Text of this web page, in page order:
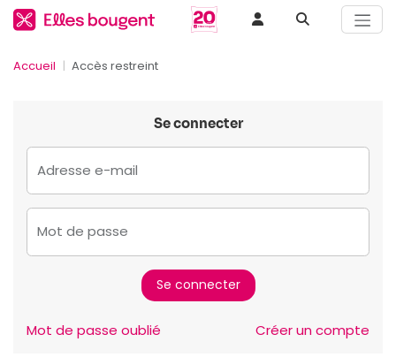
Accueil Accès restreint
Se connecter
Adresse e-mail
Mot de passe
Mot de passe oublié Créer un compte